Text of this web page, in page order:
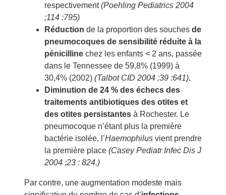
respectivement(Poehling Pediatrics 2004
;114 :795)
Réduction de la proportion des souches de
pneumocoques de sensibilité réduite à la
pénicilline chez les enfants < 2 ans, passée
dans le Tennessee de 59,8% (1999) à
30,4% (2002) (Talbot CID 2004 ;39 :641).
Diminution de 24 % des échecs des
traitements antibiotiques des otites et
des otites persistantes à Rochester. Le
pneumocoque n’étant plus la première
bactérie isolée, l’Haemophilus vient prendre
la première place (Casey Pediatr Infec Dis J
2004 ;23 : 824.)
Par contre, une augmentation modeste mais